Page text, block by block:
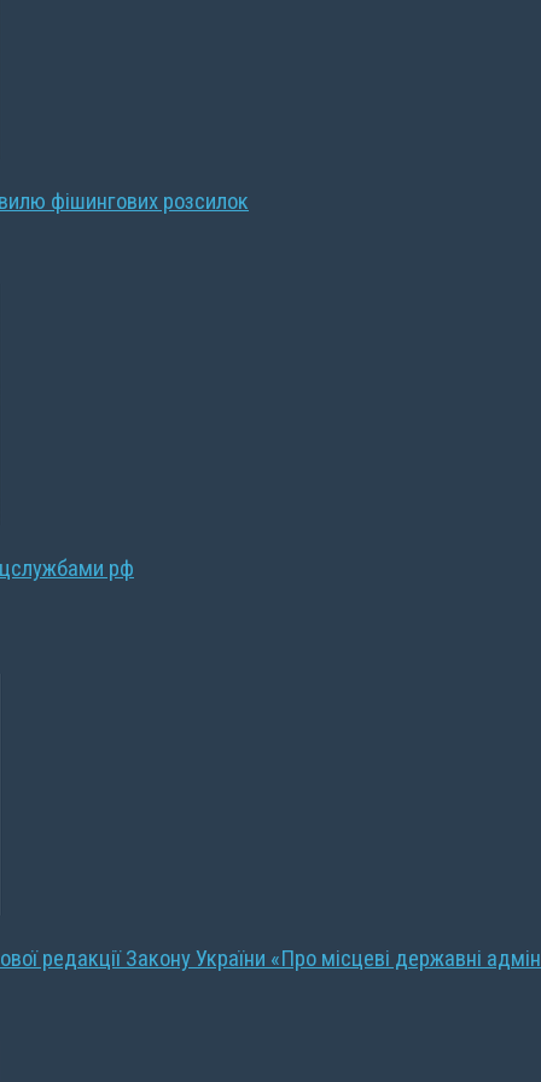
фішингових розсилок
рф
редакції Закону України «Про місцеві державні